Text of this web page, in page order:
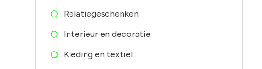
Relatiegeschenken
Interieur en decoratie
Kleding en textiel